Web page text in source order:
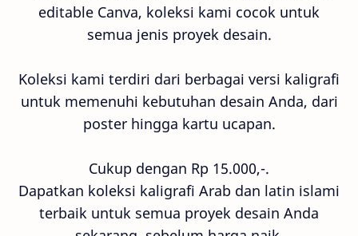
editable Canva, koleksi kami cocok untuk
semua jenis proyek desain.
Koleksi kami terdiri dari berbagai versi kaligrafi
untuk memenuhi kebutuhan desain Anda, dari
poster hingga kartu ucapan.
Cukup dengan Rp 15.000,-.
Dapatkan koleksi kaligrafi Arab dan latin islami
terbaik untuk semua proyek desain Anda